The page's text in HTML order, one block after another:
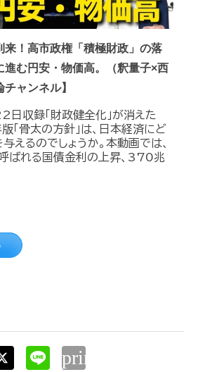
来！高市政権「積極財政」の落
進む円安・物価高。（釈量子×西
ャンネル】
収録「財政健全化」が消えた
骨太の方針」は、日本経済にど
えるのでしょうか。本動画では、
ばれる国債金利の上昇、370兆
print